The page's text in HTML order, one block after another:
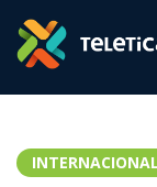
INTERNACIONAL